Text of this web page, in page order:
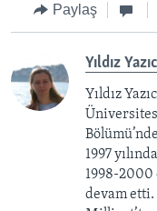
Paylaş
Yıldız
Yıldız
1997
1998-
devam etti.